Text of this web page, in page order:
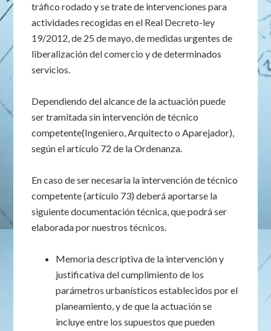
tráfico rodado y se trate de intervenciones para
actividades recogidas en el Real Decreto-ley
19/2012, de 25 de mayo, de medidas urgentes de
liberalización del comercio y de determinados
servicios.
Dependiendo del alcance de la actuación puede
ser tramitada sin intervención de técnico
competente(Ingeniero, Arquitecto o Aparejador),
según el artículo 72 de la Ordenanza.
En caso de ser necesaria la intervención de técnico
competente (artículo 73) deberá aportarse la
siguiente documentación técnica, que podrá ser
elaborada por nuestros técnicos.
Memoria descriptiva de la intervención y
justificativa del cumplimiento de los
parámetros urbanísticos establecidos por el
planeamiento, y de que la actuación se
incluye entre los supuestos que pueden